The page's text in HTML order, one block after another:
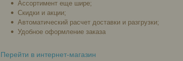
Ассортимент еще шире;
Скидки и акции;
Автоматический расчет доставки и разгрузки;
Удобное оформление заказа
Перейти в интернет-магазин